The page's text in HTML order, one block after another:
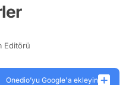
Editörü
Onedio’yu Google'a ekleyin